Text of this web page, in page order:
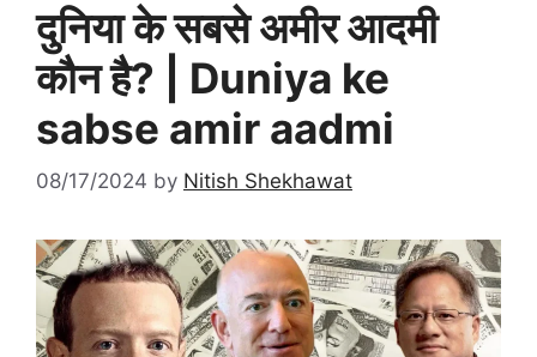
दुनिया के सबसे अमीर आदमी
कौन है? | Duniya ke
sabse amir aadmi
08/17/2024 by Nitish Shekhawat